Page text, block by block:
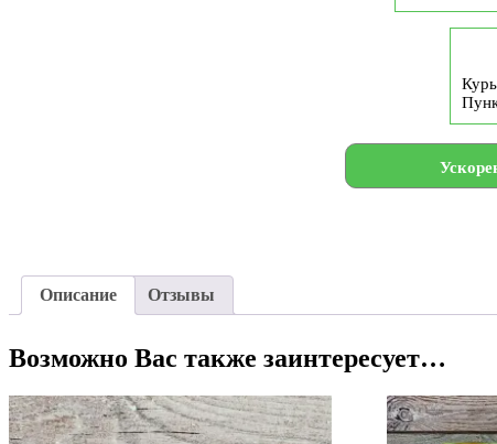
Описание Отзывы
Возможно Вас также заинтересует…